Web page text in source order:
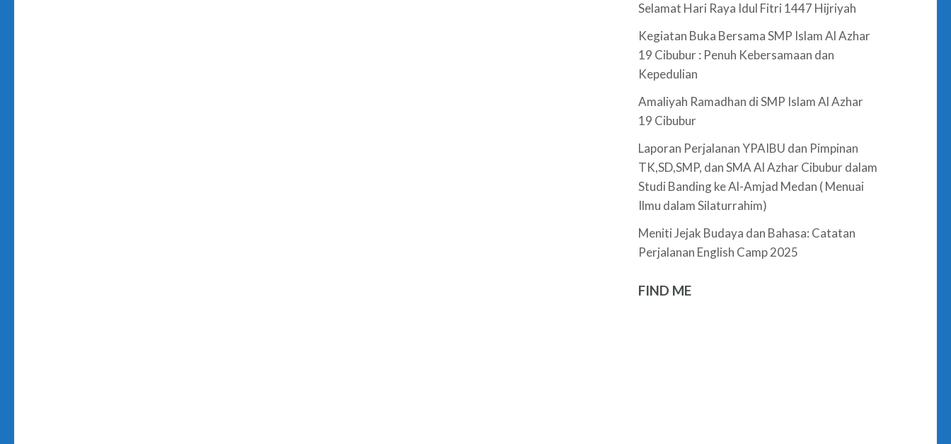
Selamat Hari Raya Idul Fitri 1447 Hijriyah
Kegiatan Buka Bersama SMP Islam Al Azhar
19 Cibubur : Penuh Kebersamaan dan
Kepedulian
Amaliyah Ramadhan di SMP Islam Al Azhar
19 Cibubur
Laporan Perjalanan YPAIBU dan Pimpinan
TK,SD,SMP, dan SMA Al Azhar Cibubur dalam
Studi Banding ke Al-Amjad Medan ( Menuai
Ilmu dalam Silaturrahim)
Meniti Jejak Budaya dan Bahasa: Catatan
Perjalanan English Camp 2025
FIND ME